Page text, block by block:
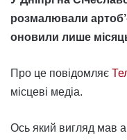
розмалювали
оновили лише
Про це повідомляє
місцеві медіа.
Ось який вигляд мав